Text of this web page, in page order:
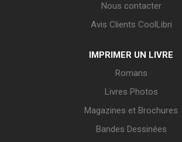
Nous contacter
Avis Clients CoolLibri
IMPRIMER UN LIVRE
Romans
Livres Photos
Magazines et Brochures
Bandes Dessinées